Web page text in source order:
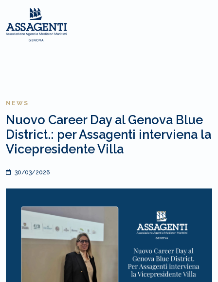
NEWS
Nuovo Career Day al Genova Blue
District.: per Assagenti interviena la
Vicepresidente Villa
30/03/2026